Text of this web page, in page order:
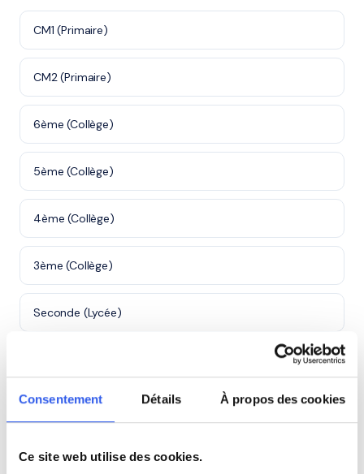
Consentement Détails À propos des cookies
Ce site web utilise des cookies.
CM1 (Primaire)
CM2 (Primaire)
6ème (Collège)
5ème (Collège)
4ème (Collège)
3ème (Collège)
Seconde (Lycée)
Terminale (Lycée)